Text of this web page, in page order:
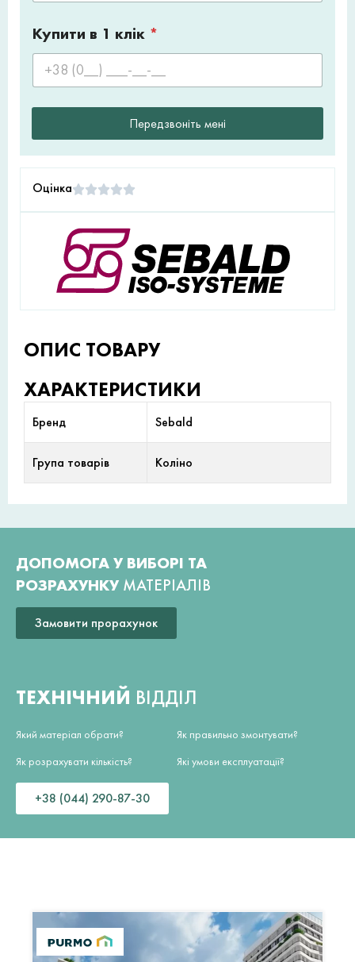
Купити в 1 клік *
Передзвоніть мені
Оцінка
ОПИС ТОВАРУ
ХАРАКТЕРИСТИКИ
Бренд Sebald
Група товарів Коліно
ДОПОМОГА У ВИБОРІ ТА
РОЗРАХУНКУ МАТЕРІАЛІВ
Замовити прорахунок
ТЕХНІЧНИЙ ВІДДІЛ
Який матеріал обрати?
Як розрахувати кількість?
Як правильно змонтувати?
Які умови експлуатації?
+38 (044) 290-87-30